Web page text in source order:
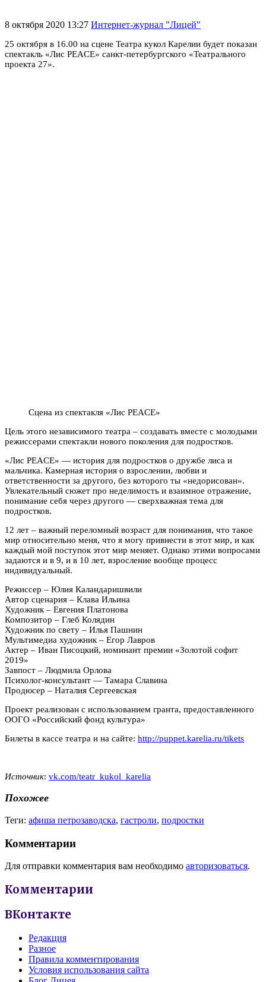
8 октября 2020 13:27 Интернет-журнал "Лицей"
25 октября в 16.00 на сцене Театра кукол Карелии будет показан
спектакль «Лис PEACE» санкт-петербургского «Театрального
проекта 27».
Сцена из спектакля «Лис PEACE»
Цель этого независимого театра – создавать вместе с молодыми
режиссерами спектакли нового поколения для подростков.
«Лис PEACE» — история для подростков о дружбе лиса и
мальчика. Камерная история о взрослении, любви и
ответственности за другого, без которого ты «недорисован».
Увлекательный сюжет про неделимость и взаимное отражение,
понимание себя через другого — сверхважная тема для
подростков.
12 лет – важный переломный возраст для понимания, что такое
мир относительно меня, что я могу привнести в этот мир, и как
каждый мой поступок этот мир меняет. Однако этими вопросами
задаются и в 9, и в 10 лет, взросление вообще процесс
индивидуальный.
Режиссер – Юлия Каландаришвили
Автор сценария – Клава Ильина
Художник – Евгения Платонова
Композитор – Глеб Колядин
Художник по свету – Илья Пашнин
Мультимедиа художник – Егор Лавров
Актер – Иван Писоцкий, номинант премии «Золотой софит
2019»
Завпост – Людмила Орлова
Психолог-консультант — Тамара Славина
Продюсер – Наталия Сергеевская
Проект реализован с использованием гранта, предоставленного
ООГО «Российский фонд культура»
Билеты в кассе театра и на сайте: http://puppet.karelia.ru/tikets
Источник: vk.com/teatr_kukol_karelia
Похожее
Теги: афиша петрозаводска, гастроли, подростки
Комментарии
Для отправки комментария вам необходимо авторизоваться.
Комментарии
ВКонтакте
Редакция
Разное
Правила комментирования
Условия использования сайта